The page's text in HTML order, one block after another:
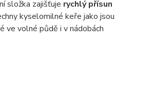
složka zajišťuje rychlý přísun
kyselomilné keře jako jsou
ve volné půdě i v nádobách